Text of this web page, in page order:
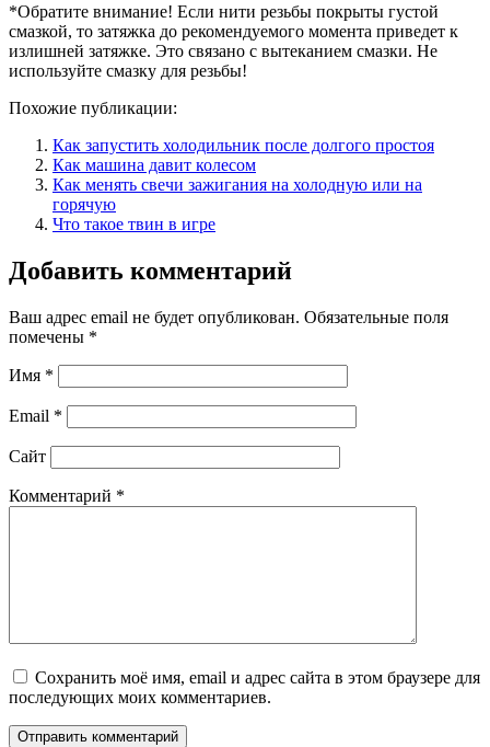
*Обратите внимание! Если нити резьбы покрыты густой
смазкой, то затяжка до рекомендуемого момента приведет к
излишней затяжке. Это связано с вытеканием смазки. Не
используйте смазку для резьбы!
Похожие публикации:
Как запустить холодильник после долгого простоя
Как машина давит колесом
Как менять свечи зажигания на холодную или на
горячую
Что такое твин в игре
Добавить комментарий
Ваш адрес email не будет опубликован. Обязательные поля
помечены *
Имя *
Email *
Сайт
Комментарий *
Сохранить моё имя, email и адрес сайта в этом браузере для
последующих моих комментариев.